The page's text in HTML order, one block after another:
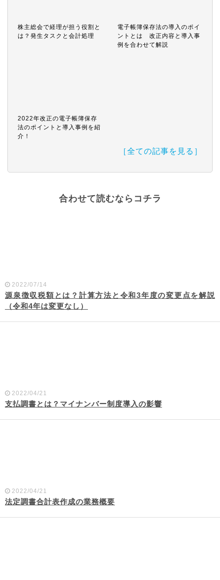
株主総会で経理が担う役割と
は？発生タスクと会計処理
電子帳簿保存法の導入のポイ
ントとは 改正内容と導入事
例を合わせて解説
2022年改正の電子帳簿保存
法のポイントと導入事例を紹
介！
［全ての記事を見る］
合わせて読むならコチラ
2022/07/14
源泉徴収税額とは？計算方法と令和3年度の変更点を解説
（令和4年は変更なし）
2022/04/21
支払調書とは？マイナンバー制度導入の影響
2022/04/21
法定調書合計表作成の業務概要